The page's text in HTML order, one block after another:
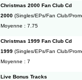
Christmas 2000 Fan Club Cd
2000 (Singles/EPs/Fan Club/
Moyenne : 7.75
Christmas 1999 Fan Club Cd
1999 (Singles/EPs/Fan Club/
Moyenne : 7
Live Bonus Tracks